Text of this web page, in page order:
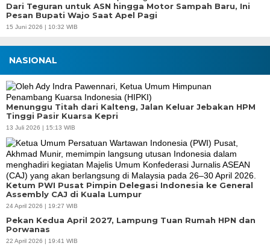
Dari Teguran untuk ASN hingga Motor Sampah Baru, Ini
Pesan Bupati Wajo Saat Apel Pagi
15 Juni 2026 | 10:32 WIB
NASIONAL
Menunggu Titah dari Kalteng, Jalan Keluar Jebakan HPM
Tinggi Pasir Kuarsa Kepri
13 Juli 2026 | 15:13 WIB
Ketum PWI Pusat Pimpin Delegasi Indonesia ke General
Assembly CAJ di Kuala Lumpur
24 April 2026 | 19:27 WIB
Pekan Kedua April 2027, Lampung Tuan Rumah HPN dan
Porwanas
22 April 2026 | 19:41 WIB